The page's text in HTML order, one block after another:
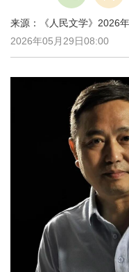
来源：《人民文学》
2026年05月29日08:00